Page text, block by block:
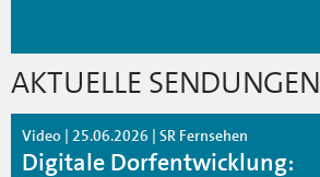
AKTUELLE SENDUNGEN
Video | 25.06.2026 | SR Fernsehen
Digitale Dorfentwicklung: